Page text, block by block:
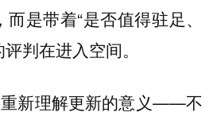
是带着“是否值得驻足、
判在进入空间。
新理解更新的意义——不